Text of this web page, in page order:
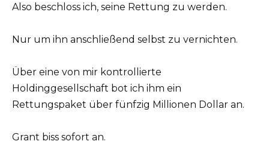
Also beschloss ich, seine Rettung zu werden.
Nur um ihn anschließend selbst zu vernichten.
Über eine von mir kontrollierte
Holdinggesellschaft bot ich ihm ein
Rettungspaket über fünfzig Millionen Dollar an.
Grant biss sofort an.